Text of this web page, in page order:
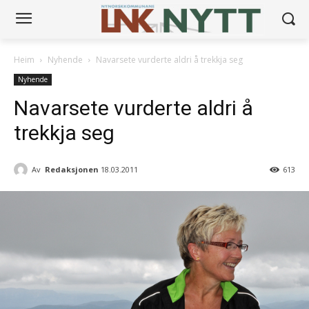
Heim Nyhende Navarsete vurderte aldri å trekkja seg
Nyhende
Navarsete vurderte aldri å
trekkja seg
Av Redaksjonen 18.03.2011 613